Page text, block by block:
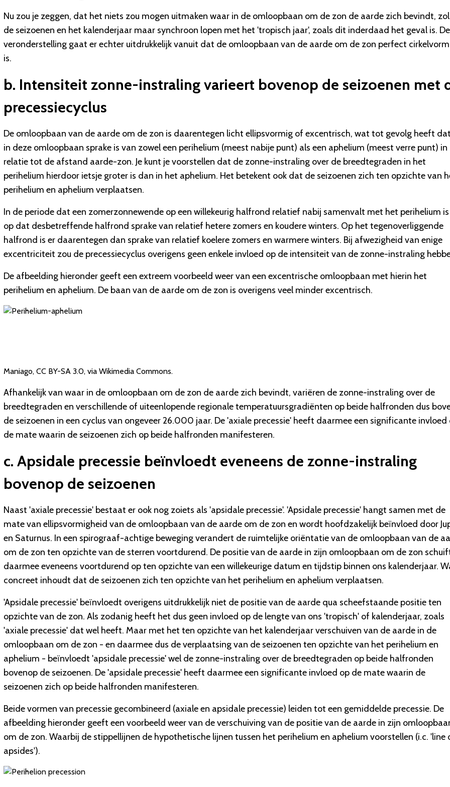
Nu zou je zeggen, dat het niets zou mogen uitmaken waar in de omloopbaan om de zon de aarde zich bevindt,
de seizoenen en het kalenderjaar maar synchroon lopen met het 'tropisch jaar', zoals dit inderdaad het geval is.
veronderstelling gaat er echter uitdrukkelijk vanuit dat de omloopbaan van de aarde om de zon perfect
is.
b. Intensiteit zonne-instraling varieert bovenop de seizoenen met
precessiecyclus
De omloopbaan van de aarde om de zon is daarentegen licht ellipsvormig of excentrisch, wat tot gevolg heeft
in deze omloopbaan sprake is van zowel een perihelium (meest nabije punt) als een aphelium (meest verre punt) in
relatie tot de afstand aarde-zon. Je kunt je voorstellen dat de zonne-instraling over de breedtegraden in het
perihelium hierdoor ietsje groter is dan in het aphelium. Het betekent ook dat de seizoenen zich ten opzichte van
perihelium en aphelium verplaatsen.
In de periode dat een zomerzonnewende op een willekeurig halfrond relatief nabij samenvalt met het perihelium
op dat desbetreffende halfrond sprake van relatief hetere zomers en koudere winters. Op het tegenoverliggende
halfrond is er daarentegen dan sprake van relatief koelere zomers en warmere winters. Bij afwezigheid van enige
excentriciteit zou de precessiecyclus overigens geen enkele invloed op de intensiteit van de zonne-instraling
De afbeelding hieronder geeft een extreem voorbeeld weer van een excentrische omloopbaan met hierin het
perihelium en aphelium. De baan van de aarde om de zon is overigens veel minder excentrisch.
Maniago, CC BY-SA 3.0, via Wikimedia Commons.
Afhankelijk van waar in de omloopbaan om de zon de aarde zich bevindt, variëren de zonne-instraling over de
breedtegraden en verschillende of uiteenlopende regionale temperatuursgradiënten op beide halfronden dus
de seizoenen in een cyclus van ongeveer 26.000 jaar. De 'axiale precessie' heeft daarmee een significante invloed
de mate waarin de seizoenen zich op beide halfronden manifesteren.
c. Apsidale precessie beïnvloedt eveneens de zonne-instraling
bovenop de seizoenen
Naast 'axiale precessie' bestaat er ook nog zoiets als 'apsidale precessie'. 'Apsidale precessie' hangt samen met de
mate van ellipsvormigheid van de omloopbaan van de aarde om de zon en wordt hoofdzakelijk beïnvloed door
en Saturnus. In een spirograaf-achtige beweging verandert de ruimtelijke oriëntatie van de omloopbaan van de
om de zon ten opzichte van de sterren voortdurend. De positie van de aarde in zijn omloopbaan om de zon
daarmee eveneens voortdurend op ten opzichte van een willekeurige datum en tijdstip binnen ons kalenderjaar.
concreet inhoudt dat de seizoenen zich ten opzichte van het perihelium en aphelium verplaatsen.
'Apsidale precessie' beïnvloedt overigens uitdrukkelijk niet de positie van de aarde qua scheefstaande positie ten
opzichte van de zon. Als zodanig heeft het dus geen invloed op de lengte van ons 'tropisch' of kalenderjaar, zoals
'axiale precessie' dat wel heeft. Maar met het ten opzichte van het kalenderjaar verschuiven van de aarde in de
omloopbaan om de zon - en daarmee dus de verplaatsing van de seizoenen ten opzichte van het perihelium en
aphelium - beïnvloedt 'apsidale precessie' wel de zonne-instraling over de breedtegraden op beide halfronden
bovenop de seizoenen. De 'apsidale precessie' heeft daarmee een significante invloed op de mate waarin de
seizoenen zich op beide halfronden manifesteren.
Beide vormen van precessie gecombineerd (axiale en apsidale precessie) leiden tot een gemiddelde precessie. De
afbeelding hieronder geeft een voorbeeld weer van de verschuiving van de positie van de aarde in zijn
om de zon. Waarbij de stippellijnen de hypothetische lijnen tussen het perihelium en aphelium voorstellen (i.c. 'line
apsides').